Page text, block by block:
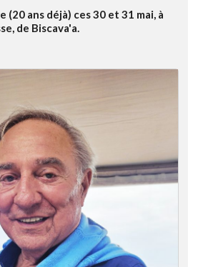
(20 ans déjà) ces 30 et 31 mai, à
de Biscava'a.